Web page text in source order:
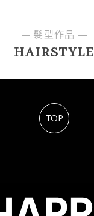
HAIRSTYLE
髮型作品
TOP